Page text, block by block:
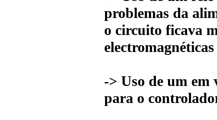
problemas da
o circuito ficava
electromagnéticas
-> Uso de um em
para o